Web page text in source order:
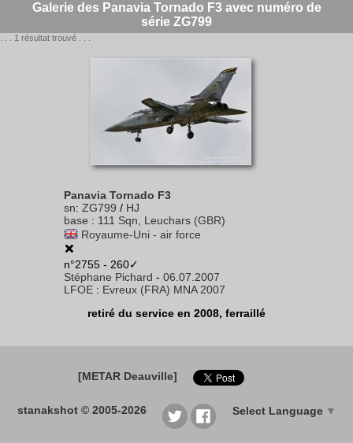
Galerie des Panavia Tornado F3 avec numéro de
série ZG799
. . . 1 résultat trouvé . . .
Panavia Tornado F3
sn: ZG799 / HJ
base : 111 Sqn, Leuchars (GBR)
Royaume-Uni - air force
n°2755 - 260✓
Stéphane Pichard - 06.07.2007
LFOE : Evreux (FRA) MNA 2007
retiré du service en 2008, ferraillé
[METAR Deauville]
stanakshot © 2005-2026 Select Language ▼